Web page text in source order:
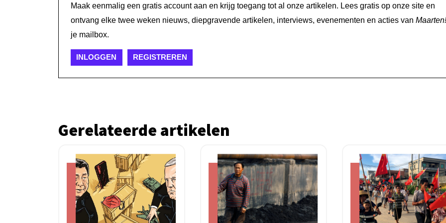
Maak eenmalig een gratis account aan en krijg toegang tot al onze artikelen. Lees gratis op onze site en
ontvang elke twee weken nieuws, diepgravende artikelen, interviews, evenementen en acties van Maarten!
je mailbox.
INLOGGEN REGISTREREN
Gerelateerde artikelen